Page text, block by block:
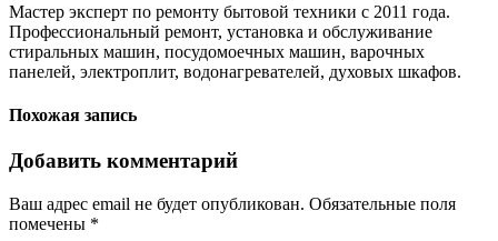
Мастер эксперт по ремонту бытовой техники с 2011 года.
Профессиональный ремонт, установка и обслуживание
стиральных машин, посудомоечных машин, варочных
панелей, электроплит, водонагревателей, духовых шкафов.
Похожая запись
Добавить комментарий
Ваш адрес email не будет опубликован. Обязательные поля
помечены *